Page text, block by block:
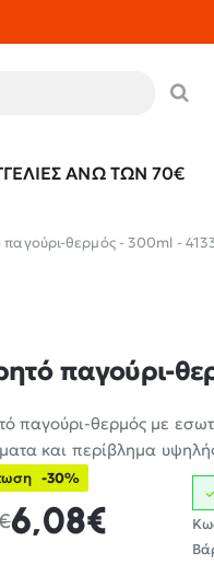
ΆΝΩ ΤΩΝ 70€
θερμός - 300ml -
παγούρι-
παγούρι-θερμός με
και περίβλημα
-30%
6,08€